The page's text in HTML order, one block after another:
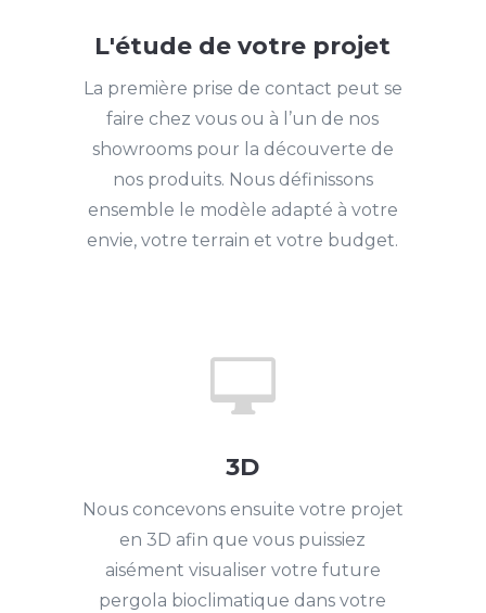
L'étude de votre projet
La première prise de contact peut se
faire chez vous ou à l’un de nos
showrooms pour la découverte de
nos produits. Nous définissons
ensemble le modèle adapté à votre
envie, votre terrain et votre budget.

3D
Nous concevons ensuite votre projet
en 3D afin que vous puissiez
aisément visualiser votre future
pergola bioclimatique dans votre